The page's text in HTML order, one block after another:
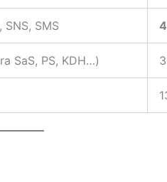
SNS, SMS
SaS, PS, KDH…)